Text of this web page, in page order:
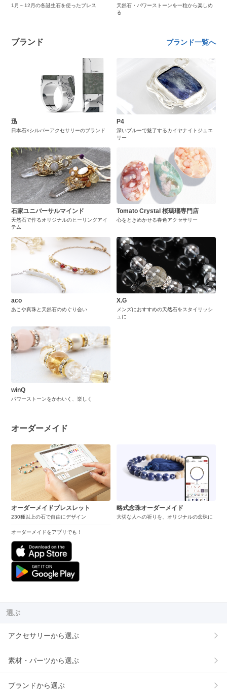
1月～12月の各誕生石を使ったブレス
天然石・パワーストーンを一粒から楽しめ
る
ブランド ブランド一覧へ
迅
日本石×シルバーアクセサリーのブランド
P4
深いブルーで魅了するカイヤナイトジュエ
リー
石家ユニバーサルマインド
天然石で作るオリジナルのヒーリングアイ
テム
Tomato Crystal 桜瑪瑙専門店
心をときめかせる春色アクセサリー
aco
あこや真珠と天然石のめぐり会い
X.G
メンズにおすすめの天然石をスタイリッシ
ュに
winQ
パワーストーンをかわいく、楽しく
オーダーメイド
オーダーメイドブレスレット
230種以上の石で自由にデザイン
オーダーメイドをアプリでも！
略式念珠オーダーメイド
大切な人への祈りを、オリジナルの念珠に
選ぶ
アクセサリーから選ぶ
素材・パーツから選ぶ
ブランドから選ぶ